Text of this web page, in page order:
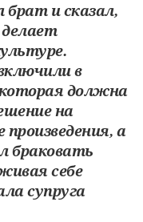
и сказал,
в
должна
на
а
браковать
себе
супруга